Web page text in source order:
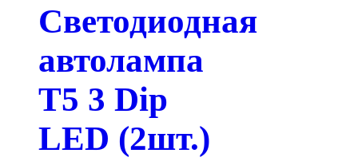
Светодиодная
автолампа
T5 3 Dip
LED (2шт.)